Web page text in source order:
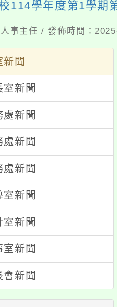
114學年度第1學期
事主任 / 發佈時間：
新聞
室新聞
處新聞
處新聞
處新聞
室新聞
室新聞
室新聞
會新聞